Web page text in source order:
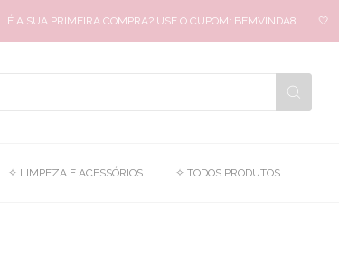
É A SUA PRIMEIRA COMPRA? USE O CUPOM: BEMVINDA8
✧ LIMPEZA E ACESSÓRIOS ✧ TODOS PRODUTOS